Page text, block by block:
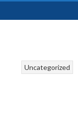
Uncategorized